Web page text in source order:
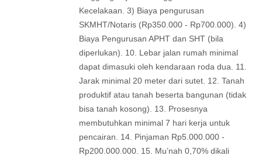
Kecelakaan. 3) Biaya pengurusan
SKMHT/Notaris (Rp350.000 - Rp700.000). 4)
Biaya Pengurusan APHT dan SHT (bila
diperlukan). 10. Lebar jalan rumah minimal
dapat dimasuki oleh kendaraan roda dua. 11.
Jarak minimal 20 meter dari sutet. 12. Tanah
produktif atau tanah beserta bangunan (tidak
bisa tanah kosong). 13. Prosesnya
membutuhkan minimal 7 hari kerja untuk
pencairan. 14. Pinjaman Rp5.000.000 -
Rp200.000.000. 15. Mu’nah 0,70% dikali